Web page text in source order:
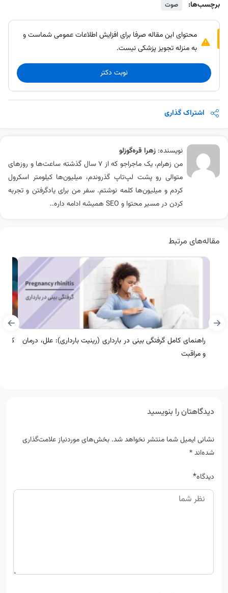
برچسب‌ها: صوت
محتوای این مقاله صرفا برای افزایش اطلاعات عمومی شماست و
به منزله تجویز پزشکی نیست.
نوبت دکتر
اشتراک گذاری
نویسنده: زهرا قره‌گوزلو
من زهرام، یک ماجراجو که از 7 سال گذشته ساعت‌ها و روزهای
متوالی رو پشت لپ‌تاپ گذروندم، میلیون‌ها کیلومتر اسکرول
کردم و میلیون‌ها کلمه نوشتم. سفر من برای یادگرفتن و تجربه
کردن در مسیر محتوا و SEO همیشه ادامه داره..
مقاله‌های مرتبط
راهنمای کامل گرفتگی بینی در بارداری (رینیت بارداری): علل، درمان
و مراقبت
دیدگاهتان را بنویسید
نشانی ایمیل شما منتشر نخواهد شد. بخش‌های موردنیاز علامت‌گذاری
شده‌اند*
دیدگاه*